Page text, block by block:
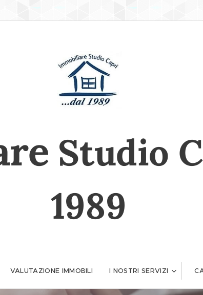
Studio
1989
VALUTAZIONE IMMOBILI I NOSTRI SERVIZI